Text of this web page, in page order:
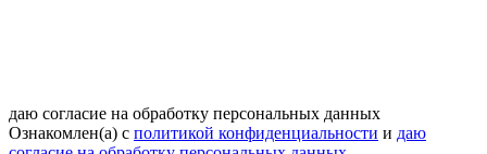
даю согласие на обработку персональных данных
Ознакомлен(а) с политикой конфиденциальности и даю